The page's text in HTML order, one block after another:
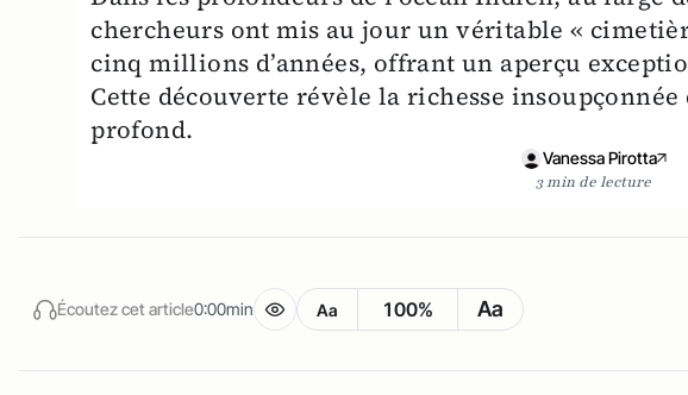
chercheurs ont mis au jour un véritable «
cinq millions d’années, offrant un aperçu
Cette découverte révèle la richesse
profond.
Vanessa Pirotta
3 min de lecture
Écoutez cet article0:00min Aa 100% Aa